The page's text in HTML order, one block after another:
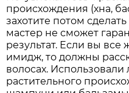
происхождения (хна,
захотите потом
мастер не сможет
результат. Если вы
имидж, то должны
волосах.
растительного